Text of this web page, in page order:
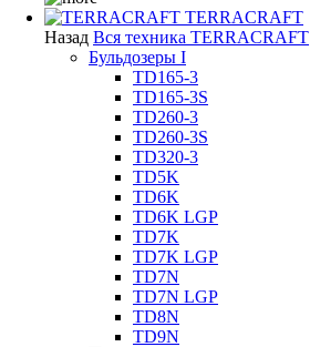
TERRACRAFT
Назад Вся техника TERRACRAFT
Бульдозеры I
TD165-3
TD165-3S
TD260-3
TD260-3S
TD320-3
TD5K
TD6K
TD6K LGP
TD7K
TD7K LGP
TD7N
TD7N LGP
TD8N
TD9N